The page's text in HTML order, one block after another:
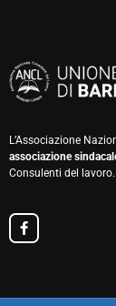
L’Associazione
associazione
Consulenti del lavoro.